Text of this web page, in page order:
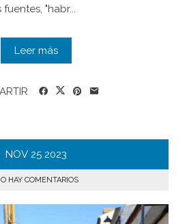
"habr...
Leer más
NOV 25 2023
HAY COMENTARIOS